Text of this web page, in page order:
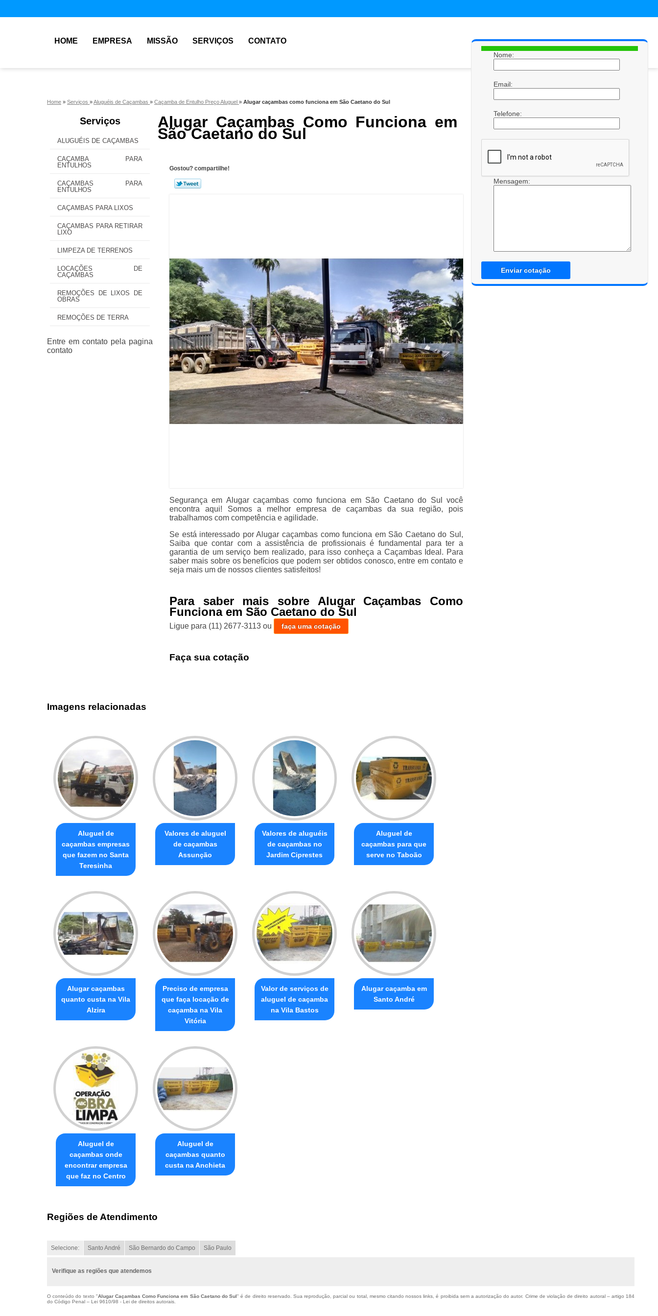
HOME EMPRESA MISSÃO SERVIÇOS CONTATO
Home » Serviços »Aluguéis de Caçambas » Caçamba de Entulho Preço Aluguel » Alugar caçambas como funciona em São Caetano do Sul
Serviços
ALUGUÉIS DE CAÇAMBAS
CAÇAMBA PARA
ENTULHOS
CAÇAMBAS PARA
ENTULHOS
CAÇAMBAS PARA LIXOS
CAÇAMBAS PARA RETIRAR
LIXO
LIMPEZA DE TERRENOS
LOCAÇÕES DE
CAÇAMBAS
REMOÇÕES DE LIXOS DE
OBRAS
REMOÇÕES DE TERRA
Alugar Caçambas Como Funciona em
São Caetano do Sul
Gostou? compartilhe!
Segurança em Alugar caçambas como funciona em São Caetano do Sul você
encontra aqui! Somos a melhor empresa de caçambas da sua região, pois
trabalhamos com competência e agilidade.
Se está interessado por Alugar caçambas como funciona em São Caetano do Sul,
Saiba que contar com a assistência de profissionais é fundamental para ter a
garantia de um serviço bem realizado, para isso conheça a Caçambas Ideal. Para
saber mais sobre os benefícios que podem ser obtidos conosco, entre em contato e
seja mais um de nossos clientes satisfeitos!
Para saber mais sobre Alugar Caçambas Como
Funciona em São Caetano do Sul
Ligue para (11) 2677-3113 ou faça uma cotação
Faça sua cotação
Nome:
Email:
Telefone:
Mensagem:
Enviar cotação
Imagens relacionadas
Aluguel de
caçambas empresas
que fazem no Santa
Teresinha
Valores de aluguel
de caçambas
Assunção
Valores de aluguéis
de caçambas no
Jardim Ciprestes
Aluguel de
caçambas para que
serve no Taboão
Alugar caçambas
quanto custa na Vila
Alzira
Preciso de empresa
que faça locação de
caçamba na Vila
Vitória
Valor de serviços de
aluguel de caçamba
na Vila Bastos
Alugar caçamba em
Santo André
Aluguel de
caçambas onde
encontrar empresa
que faz no Centro
Aluguel de
caçambas quanto
custa na Anchieta
Regiões de Atendimento
Selecione: Santo André São Bernardo do Campo São Paulo
Verifique as regiões que atendemos
O conteúdo do texto "Alugar Caçambas Como Funciona em São Caetano do Sul" é de direito reservado. Sua reprodução, parcial ou total, mesmo citando nossos links, é proibida sem a autorização do autor. Crime de violação de direito autoral – artigo 184
do Código Penal – Lei 9610/98 - Lei de direitos autorais